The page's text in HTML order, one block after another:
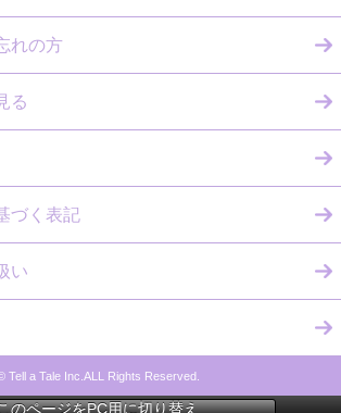
れの方
る
づく表記
い
Tell a Tale Inc.ALL Rights Reserved.
のページをPC用に切り替え